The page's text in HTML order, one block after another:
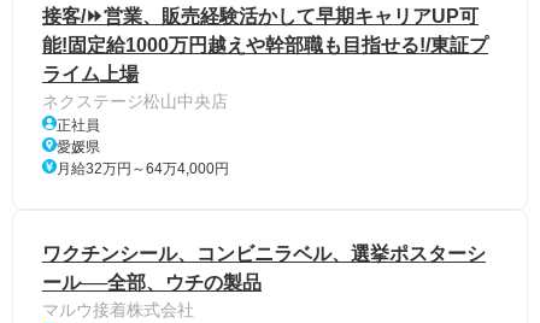
接客/⏩️営業、販売経験活かして早期キャリアUP可
能!固定給1000万円越えや幹部職も目指せる!/東証プ
ライム上場
ネクステージ松山中央店
正社員
愛媛県
月給32万円～64万4,000円
ワクチンシール、コンビニラベル、選挙ポスターシ
ール──全部、ウチの製品
マルウ接着株式会社